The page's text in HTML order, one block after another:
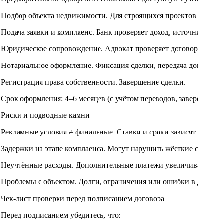
Подбор объекта недвижимости. Для строящихся
Подача заявки и комплаенс. Банк проверяет доход,
Юридическое сопровождение. Адвокат проверяет
Нотариальное оформление. Фиксация сделки, передача
Регистрация права собственности. Завершение сделки.
Срок оформления: 4–6 месяцев (с учётом переводов,
Риски и подводные камни
Рекламные условия ≠ финальные. Ставки и сроки зависят
Задержки на этапе комплаенса. Могут нарушить жёсткие
Неучтённые расходы. Дополнительные платежи
Проблемы с объектом. Долги, ограничения или ошибки в
Чек‑лист проверки перед подписанием договора
Перед подписанием убедитесь, что: